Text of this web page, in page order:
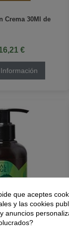
Crema 30Ml de
€
que aceptes
y las cookies
anuncios